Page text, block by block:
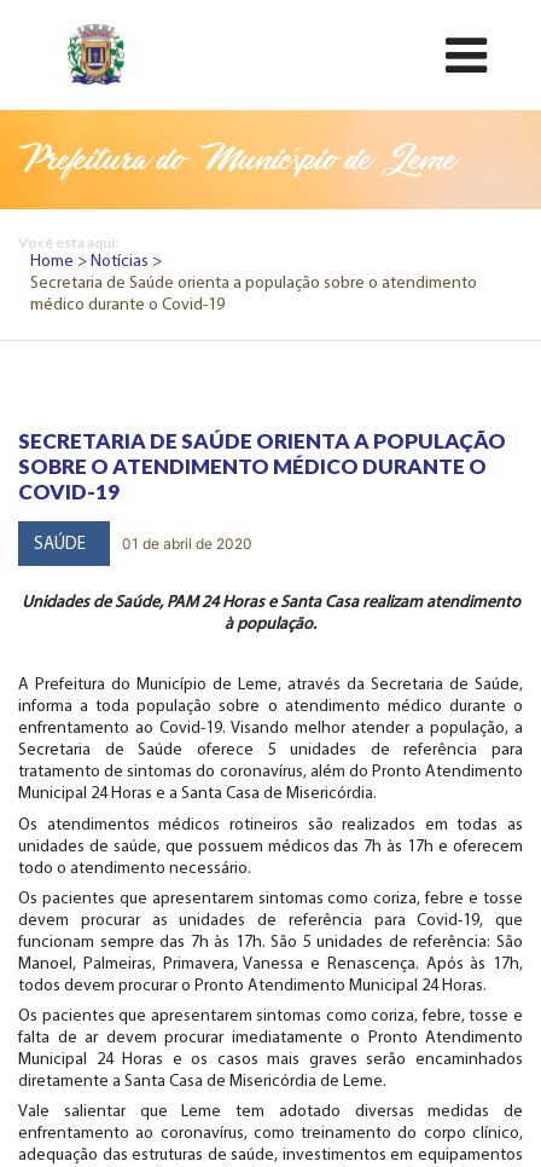
Prefeitura do Município de Leme
Você esta aqui:
Home
Notícias
Secretaria de Saúde orienta a população sobre o atendimento
médico durante o Covid-19
SECRETARIA DE SAÚDE ORIENTA A POPULAÇÃO
SOBRE O ATENDIMENTO MÉDICO DURANTE O
COVID-19
SAÚDE 01 de abril de 2020
Unidades de Saúde, PAM 24 Horas e Santa Casa realizam atendimento
à população.
A Prefeitura do Município de Leme, através da Secretaria de Saúde,
informa a toda população sobre o atendimento médico durante o
enfrentamento ao Covid-19. Visando melhor atender a população, a
Secretaria de Saúde oferece 5 unidades de referência para
tratamento de sintomas do coronavírus, além do Pronto Atendimento
Municipal 24 Horas e a Santa Casa de Misericórdia.
Os atendimentos médicos rotineiros são realizados em todas as
unidades de saúde, que possuem médicos das 7h às 17h e oferecem
todo o atendimento necessário.
Os pacientes que apresentarem sintomas como coriza, febre e tosse
devem procurar as unidades de referência para Covid-19, que
funcionam sempre das 7h às 17h. São 5 unidades de referência: São
Manoel, Palmeiras, Primavera, Vanessa e Renascença. Após às 17h,
todos devem procurar o Pronto Atendimento Municipal 24 Horas.
Os pacientes que apresentarem sintomas como coriza, febre, tosse e
falta de ar devem procurar imediatamente o Pronto Atendimento
Municipal 24 Horas e os casos mais graves serão encaminhados
diretamente a Santa Casa de Misericórdia de Leme.
Vale salientar que Leme tem adotado diversas medidas de
enfrentamento ao coronavírus, como treinamento do corpo clínico,
adequação das estruturas de saúde, investimentos em equipamentos